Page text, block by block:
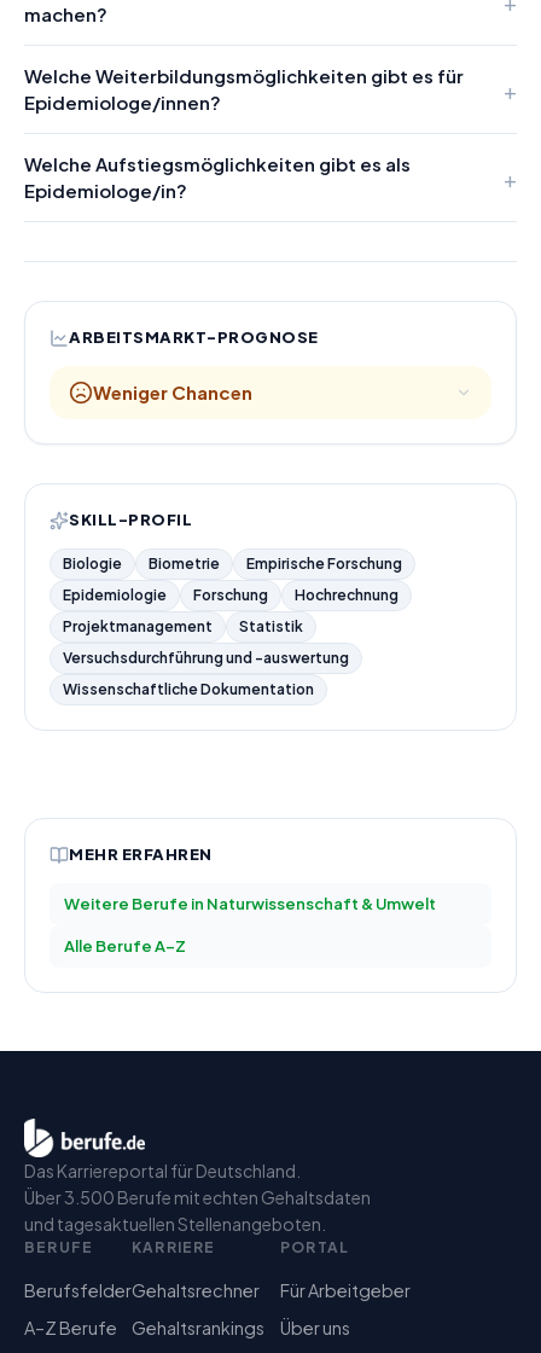
machen?
Welche Weiterbildungsmöglichkeiten gibt es für
Epidemiologe/innen?
Welche Aufstiegsmöglichkeiten gibt es als
Epidemiologe/in?
ARBEITSMARKT-PROGNOSE
Weniger Chancen
SKILL-PROFIL
Biologie Biometrie
Empirische Forschung
Epidemiologie
Forschung
Hochrechnung
Projektmanagement
Statistik
Versuchsdurchführung und -auswertung
Wissenschaftliche Dokumentation
MEHR ERFAHREN
Weitere Berufe in Naturwissenschaft & Umwelt
Alle Berufe A–Z
Das Karriereportal für Deutschland.
Über 3.500 Berufe mit echten Gehaltsdaten
und tagesaktuellen Stellenangeboten.
BERUFE
Berufsfelder
A–Z Berufe
KARRIERE
Gehaltsrechner
Gehaltsrankings
PORTAL
Für Arbeitgeber
Über uns